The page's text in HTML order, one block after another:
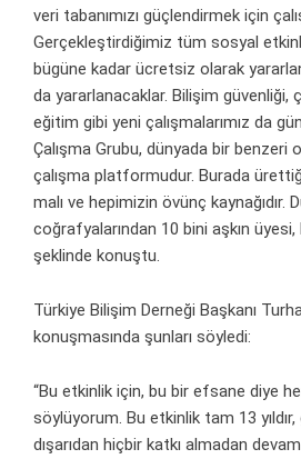
veri tabanımızı güçlendirmek için
Gerçekleştirdiğimiz tüm sosyal
bügüne kadar ücretsiz olarak
da yararlanacaklar. Bilişim güvenliği,
eğitim gibi yeni çalışmalarımız da
Çalışma Grubu, dünyada bir benzeri
çalışma platformudur. Burada
malı ve hepimizin övünç kaynağıdır.
coğrafyalarından 10 bini aşkın üyesi,
şeklinde konuştu.
Türkiye Bilişim Derneği Başkanı
konuşmasında şunları söyledi:
“Bu etkinlik için, bu bir efsane diye
söylüyorum. Bu etkinlik tam 13 yıldır,
dışarıdan hiçbir katkı almadan